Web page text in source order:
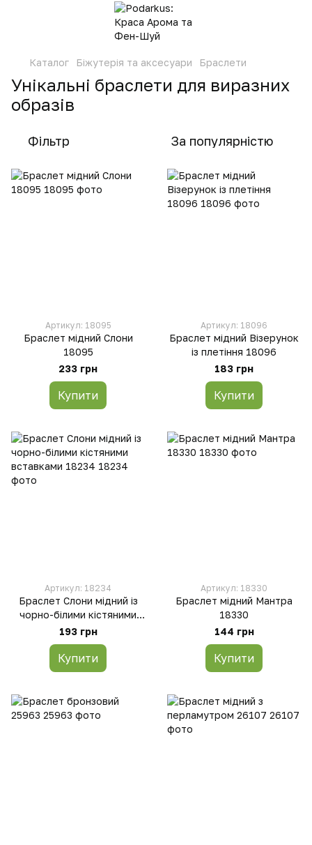
Каталог Біжутерія та аксесуари Браслети
Унікальні браслети для виразних
образів
Фільтр За популярністю
Артикул: 18095
Браслет мідний Слони
18095
233 грн
Купити
Артикул: 18096
Браслет мідний Візерунок
із плетіння 18096
183 грн
Купити
Артикул: 18234
Браслет Слони мідний із
чорно-білими кістяними
вставками 18234
193 грн
Купити
Артикул: 18330
Браслет мідний Мантра
18330
144 грн
Купити